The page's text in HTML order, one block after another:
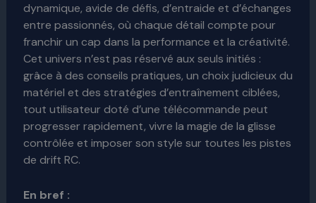
dynamique, avide de défis, d’entraide et d’échanges
entre passionnés, où chaque détail compte pour
franchir un cap dans la performance et la créativité.
Cet univers n’est pas réservé aux seuls initiés :
grâce à des conseils pratiques, un choix judicieux du
matériel et des stratégies d’entraînement ciblées,
tout utilisateur doté d’une télécommande peut
progresser rapidement, vivre la magie de la glisse
contrôlée et imposer son style sur toutes les pistes
de drift RC.
En bref :